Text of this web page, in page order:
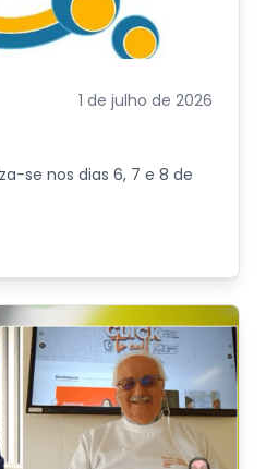
1 de julho de 2026
se nos dias 6, 7 e 8 de